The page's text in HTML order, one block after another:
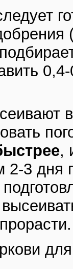
,
2-3 дня
для